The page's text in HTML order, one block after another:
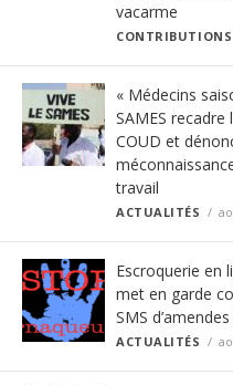
vacarme
CONTRIBUTIONS
« Médecins
SAMES
COUD et
travail
ACTUALITÉS
Escroquerie en
met en garde
SMS
ACTUALITÉS